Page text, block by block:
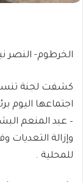
الخرطوم- النصر
كشفت لجنة
اجتماعها اليوم
– عبد المنعم
وإزالة التعديات
للمحلية .